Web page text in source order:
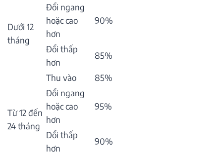
Dưới 12
tháng
Đổi ngang
hoặc cao
hơn
90%
Đổi thấp
hơn
85%
Từ 12 đến
24 tháng
Thu vào
85%
Đổi ngang
hoặc cao
hơn
95%
Đổi thấp
hơn
90%